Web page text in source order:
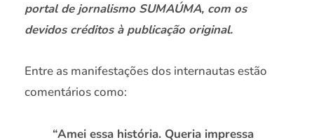
portal de jornalismo SUMAÚMA, com os
devidos créditos à publicação original.
Entre as manifestações dos internautas estão
comentários como:
“Amei essa história. Queria impressa